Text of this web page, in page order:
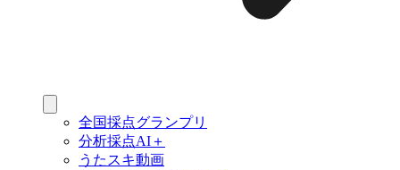
全国採点グランプリ
分析採点AI＋
うたスキ動画